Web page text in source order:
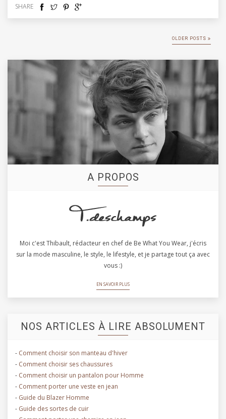
SHARE
OLDER POSTS
A PROPOS
Moi c'est Thibault, rédacteur en chef de Be What You Wear, j'écris
sur la mode masculine, le style, le lifestyle, et je partage tout ça avec
vous :)
EN SAVOIR PLUS
NOS ARTICLES À LIRE ABSOLUMENT
- Comment choisir son manteau d'hiver
- Comment choisir ses chaussures
- Comment choisir un pantalon pour Homme
- Comment porter une veste en jean
- Guide du Blazer Homme
- Guide des sortes de cuir